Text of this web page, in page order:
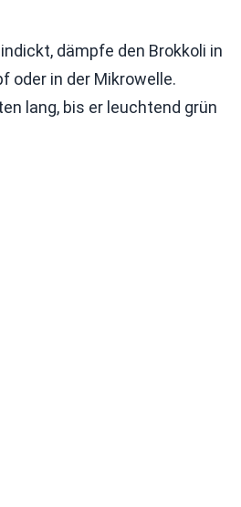
dämpfe den Brokkoli in
oder in der Mikrowelle.
lang, bis er leuchtend grün